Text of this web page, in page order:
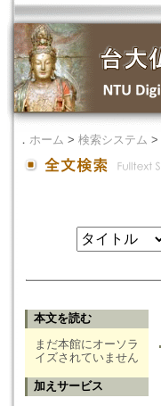
． ホーム > 検索システム >
本文を読む
まだ本館にオーソラ
イズされていません
加えサービス